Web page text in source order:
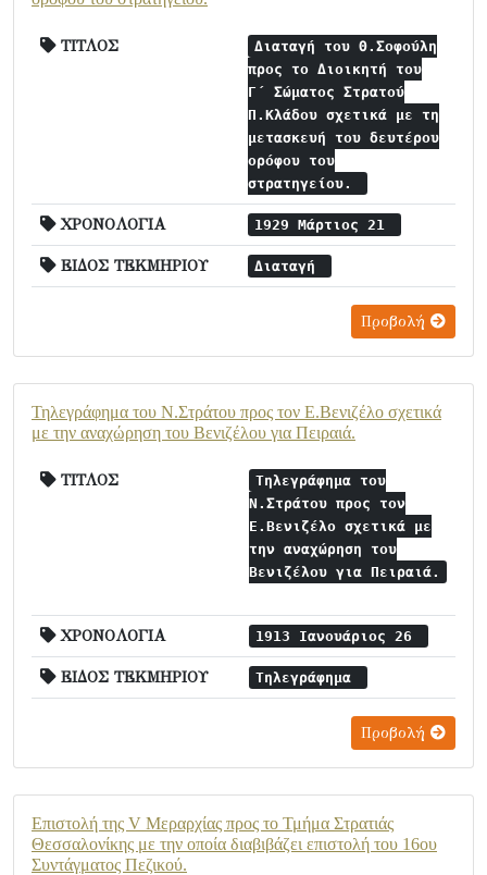
ΤΙΤΛΟΣ
Διαταγή του Θ.Σοφούλη
προς το Διοικητή του
Γ΄ Σώματος Στρατού
Π.Κλάδου σχετικά με τη
μετασκευή του δευτέρου
ορόφου του
στρατηγείου.
ΧΡΟΝΟΛΟΓΙΑ 1929 Μάρτιος 21
ΕΙΔΟΣ ΤΕΚΜΗΡΙΟΥ Διαταγή
Προβολή
Τηλεγράφημα του Ν.Στράτου προς τον Ε.Βενιζέλο σχετικά
με την αναχώρηση του Βενιζέλου για Πειραιά.
ΤΙΤΛΟΣ
Τηλεγράφημα του
Ν.Στράτου προς τον
Ε.Βενιζέλο σχετικά με
την αναχώρηση του
Βενιζέλου για Πειραιά.
ΧΡΟΝΟΛΟΓΙΑ 1913 Ιανουάριος 26
ΕΙΔΟΣ ΤΕΚΜΗΡΙΟΥ Τηλεγράφημα
Προβολή
Επιστολή της V Μεραρχίας προς το Τμήμα Στρατιάς
Θεσσαλονίκης με την οποία διαβιβάζει επιστολή του 16ου
Συντάγματος Πεζικού.